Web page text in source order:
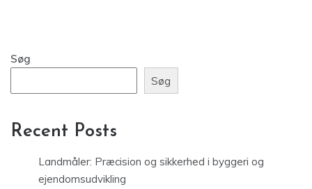
Søg
Søg
Recent Posts
Landmåler: Præcision og sikkerhed i byggeri og
ejendomsudvikling